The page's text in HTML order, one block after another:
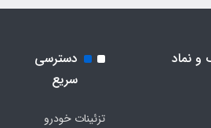
و نماد
دسترسی
سریع
تزئینات خودرو